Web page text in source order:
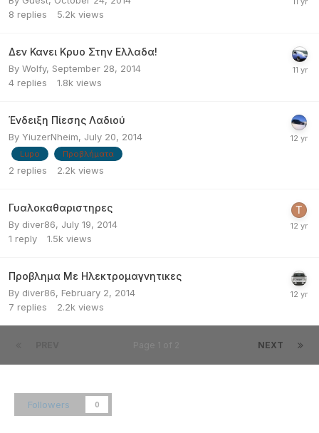
8 replies 5.2k views
Δεν Κανει Κρυο Στην Ελλαδα!
By Wolfy, September 28, 2014
4 replies 1.8k views
Ένδειξη Πίεσης Λαδιού
By YiuzerNheim, July 20, 2014
Lupo Προβλήματα
2 replies 2.2k views
Γυαλοκαθαριστηρες
By diver86, July 19, 2014
1 reply 1.5k views
Προβλημα Με Ηλεκτρομαγνητικες
By diver86, February 2, 2014
7 replies 2.2k views
NEXT
Followers 0